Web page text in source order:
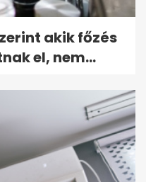
akik főzés
el, nem...